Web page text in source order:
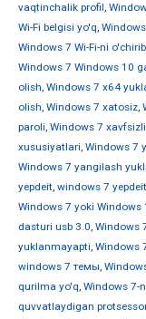
vaqtinchalik profil,
Wi-Fi belgisi yo'q,
Windows 7 Wi-Fi-ni
Windows 7 Windows 10
olish, Windows 7 x64
olish, Windows 7 xatosiz,
paroli, Windows 7
xususiyatlari, Windows 7
Windows 7 yangilash
yepdeit, windows 7
Windows 7 yoki Windows
dasturi usb 3.0, Windows
yuklanmayapti, Windows
windows 7 темы,
qurilma yo'q, Windows 7-
quvvatlaydigan